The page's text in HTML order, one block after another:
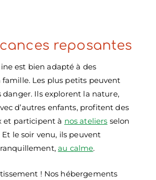
reposantes
est bien adapté à des
famille. Les plus petits peuvent
danger. Ils explorent la nature,
d’autres enfants, profitent des
et participent à nos ateliers selon
Et le soir venu, ils peuvent
au calme.
! Nos hébergements